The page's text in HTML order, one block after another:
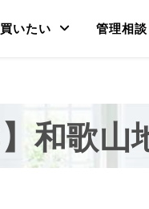
買いたい 管理相談
和歌山